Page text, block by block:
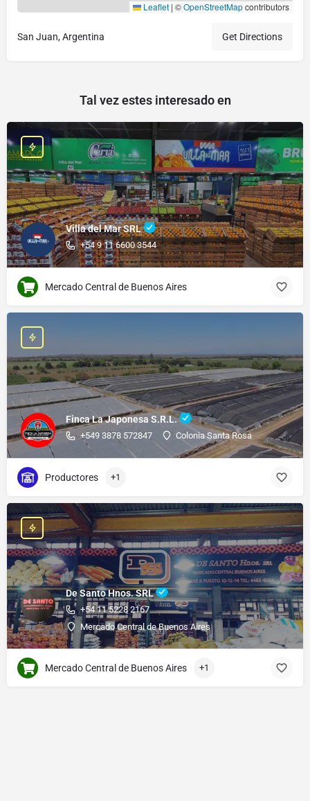
Leaflet | ©OpenStreetMapcontributors
San Juan, Argentina Get Directions
Tal vez estes interesado en
Villa del Mar SRL
+54 9 11 6600 3544
Mercado Central de Buenos Aires
Finca La Japonesa S.R.L.
+549 3878 572847 Colonia Santa Rosa
Productores +1
De Santo Hnos. SRL
+54 11 5228 2167
Mercado Central de Buenos Aires
Mercado Central de Buenos Aires +1